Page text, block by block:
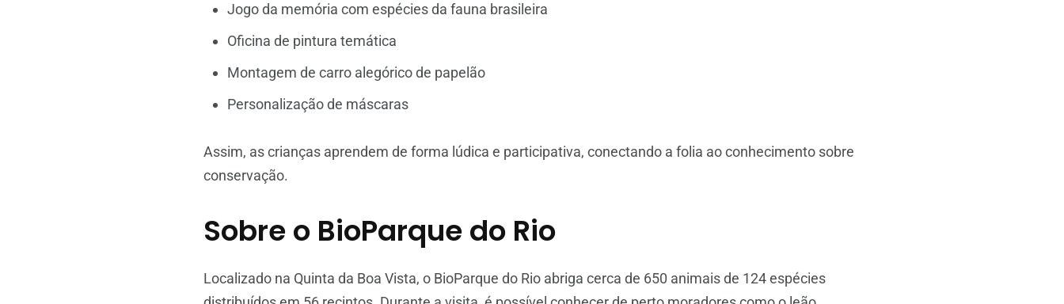
Jogo da memória com espécies da fauna brasileira
Oficina de pintura temática
Montagem de carro alegórico de papelão
Personalização de máscaras
Assim, as crianças aprendem de forma lúdica e participativa, conectando a folia ao conhecimento sobre
conservação.
Sobre o BioParque do Rio
Localizado na Quinta da Boa Vista, o BioParque do Rio abriga cerca de 650 animais de 124 espécies